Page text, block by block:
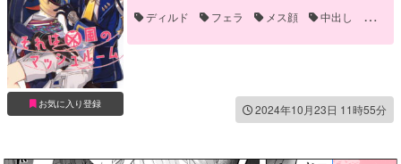
お気に入り登録
ディルド
フェラ メス顔
中出し
口内射精
噛みつき・キスマーク
2024年10月23日 11時55分